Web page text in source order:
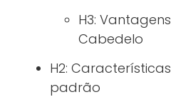
H3:
Cabedelo
H2:
padrão